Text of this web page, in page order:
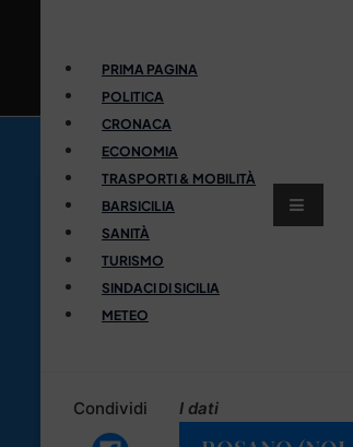
PRIMA PAGINA
POLITICA
CRONACA
ECONOMIA
TRASPORTI & MOBILITÀ
BARSICILIA
SANITÀ
TURISMO
SINDACI DI SICILIA
METEO
Condividi I dati